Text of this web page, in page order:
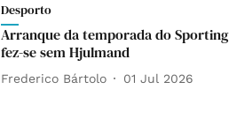
Desporto
Arranque da temporada do Sporting
fez-se sem Hjulmand
Frederico Bártolo 01 Jul 2026